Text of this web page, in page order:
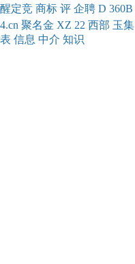
醒定竞 商标 评 企聘 D 360B
4.cn 聚名金 XZ 22 西部 玉集
表 信息 中介 知识